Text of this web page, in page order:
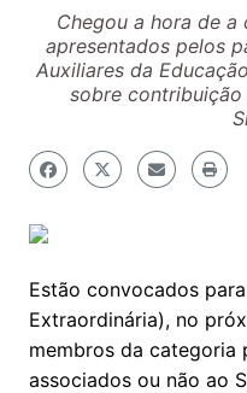
Chegou a hora de
apresentados pelos
Auxiliares da
sobre contribuição
Estão convocados
Extraordinária), no
membros da categoria
associados ou não ao